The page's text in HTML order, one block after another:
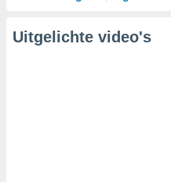
Uitgelichte video's